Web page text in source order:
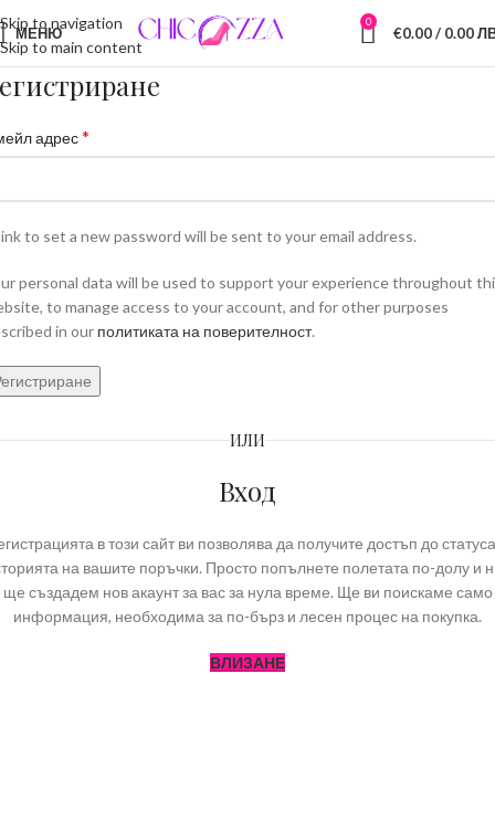
Skip to navigation
Skip to main content
МЕНЮ
0
€0.00/ 0.00
адрес*
to set a new password will be sent to your email address.
personal data will be used to support your experience throughout
to manage access to your account, and for other purposes
in our политиката на поверителност.
ИЛИ
Вход
в този сайт ви позволява да получите достъп до
на вашите поръчки. Просто попълнете полетата по-долу и
ще създадем нов акаунт за вас за нула време. Ще ви поискаме само
информация, необходима за по-бърз и лесен процес на покупка.
ВЛИЗАНЕ
Безплатна доставка при поръчка над €30